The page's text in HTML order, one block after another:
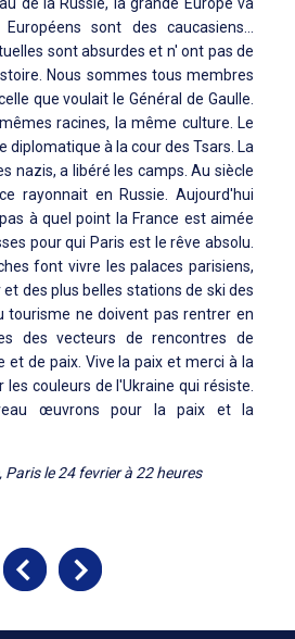
sont des caucasiens...
sont absurdes et n' ont pas de
Nous sommes tous membres
que voulait le Général de Gaulle.
racines, la même culture. Le
diplomatique à la cour des Tsars. La
nazis, a libéré les camps. Au siècle
rayonnait en Russie. Aujourd'hui
à quel point la France est aimée
pour qui Paris est le rêve absolu.
font vivre les palaces parisiens,
des plus belles stations de ski des
tourisme ne doivent pas rentrer en
des vecteurs de rencontres de
et de paix. Vive la paix et merci à la
les couleurs de l'Ukraine qui résiste.
œuvrons pour la paix et la
Paris le 24 fevrier à 22 heures